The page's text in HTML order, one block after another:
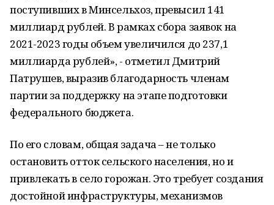
поступивших в Минсельхоз, превысил 141
миллиард рублей. В рамках сбора заявок на
2021-2023 годы объем увеличился до 237,1
миллиарда рублей», - отметил Дмитрий
Патрушев, выразив благодарность членам
партии за поддержку на этапе подготовки
федерального бюджета.
По его словам, общая задача – не только
остановить отток сельского населения, но и
привлекать в село горожан. Это требует создания
достойной инфраструктуры, механизмов